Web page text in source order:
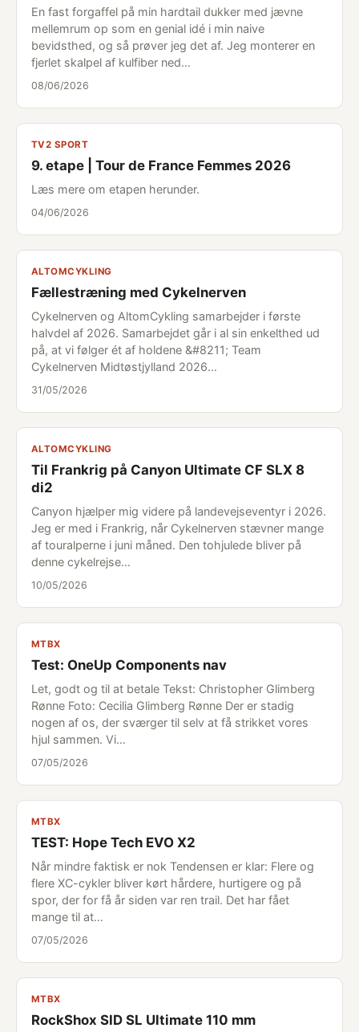
En fast forgaffel på min hardtail dukker med jævne
mellemrum op som en genial idé i min naive
bevidsthed, og så prøver jeg det af. Jeg monterer en
fjerlet skalpel af kulfiber ned…
08/06/2026
TV2 SPORT
9. etape | Tour de France Femmes 2026
Læs mere om etapen herunder.
04/06/2026
ALTOMCYKLING
Fællestræning med Cykelnerven
Cykelnerven og AltomCykling samarbejder i første
halvdel af 2026. Samarbejdet går i al sin enkelthed ud
på, at vi følger ét af holdene &#8211; Team
Cykelnerven Midtøstjylland 2026…
31/05/2026
ALTOMCYKLING
Til Frankrig på Canyon Ultimate CF SLX 8
di2
Canyon hjælper mig videre på landevejseventyr i 2026.
Jeg er med i Frankrig, når Cykelnerven stævner mange
af touralperne i juni måned. Den tohjulede bliver på
denne cykelrejse…
10/05/2026
MTBX
Test: OneUp Components nav
Let, godt og til at betale Tekst: Christopher Glimberg
Rønne Foto: Cecilia Glimberg Rønne Der er stadig
nogen af os, der sværger til selv at få strikket vores
hjul sammen. Vi…
07/05/2026
MTBX
TEST: Hope Tech EVO X2
Når mindre faktisk er nok Tendensen er klar: Flere og
flere XC-cykler bliver kørt hårdere, hurtigere og på
spor, der for få år siden var ren trail. Det har fået
mange til at…
07/05/2026
MTBX
RockShox SID SL Ultimate 110 mm